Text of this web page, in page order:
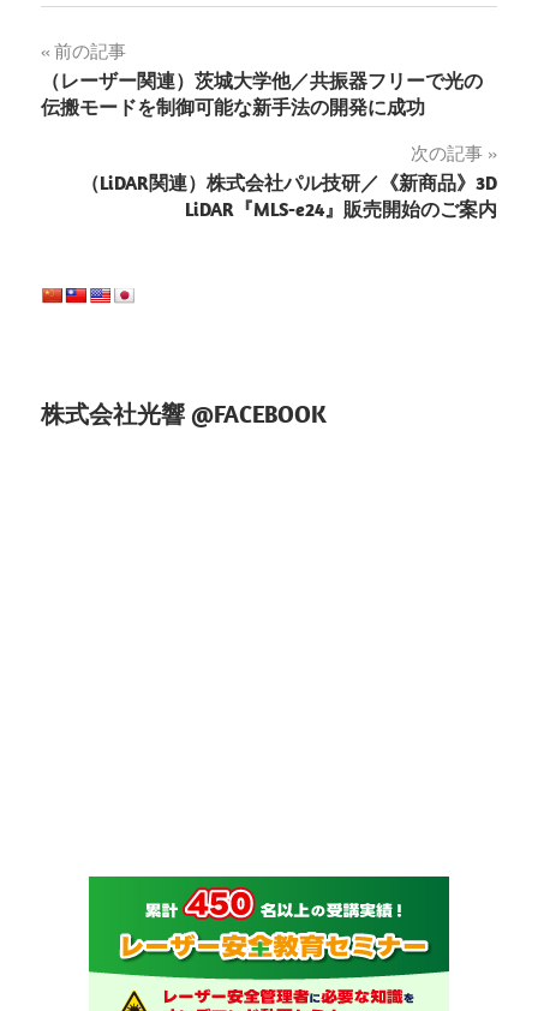
投
稿
ー
ン
前の記事
（レーザー関連）茨城大学他／共振器フリーで光の
伝搬モードを制御可能な新手法の開発に成功
次の記事
（LiDAR関連）株式会社パル技研／《新商品》3D
LiDAR『MLS-e24』販売開始のご案内
株式会社光響 @FACEBOOK